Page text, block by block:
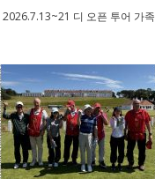
2026.7.13~21 디 오픈 투어 가족